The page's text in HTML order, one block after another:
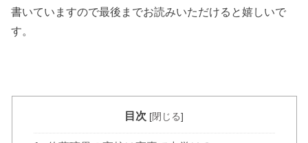
書いていますので最後までお読みいただけると嬉しいで
す。
目次 [閉じる]